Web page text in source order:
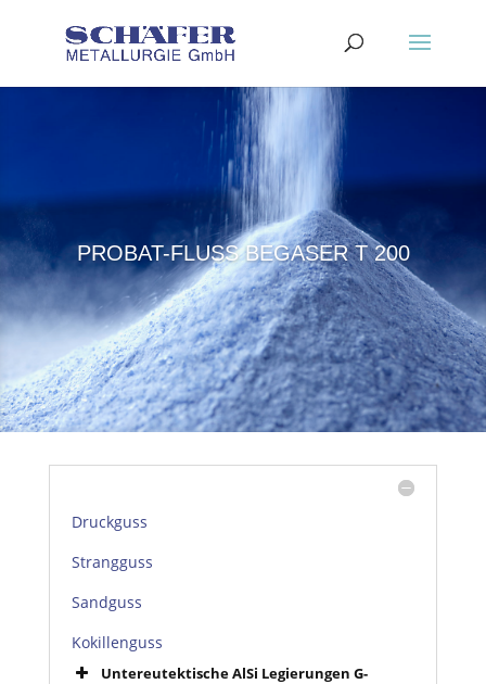
PROBAT-FLUSS BEGASER T 200
Druckguss
Strangguss
Sandguss
Kokillenguss
Untereutektische AlSi Legierungen G-